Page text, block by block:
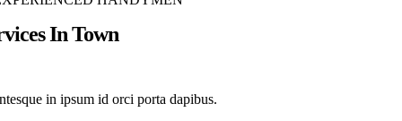
In Town
in ipsum id orci porta dapibus.